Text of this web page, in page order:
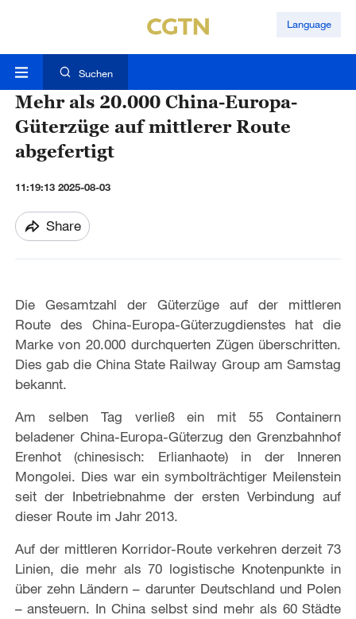
Language
Suchen
Mehr als 20.000 China-Europa-
Güterzüge auf mittlerer Route
abgefertigt
11:19:13 2025-08-03
Share
Die Gesamtzahl der Güterzüge auf der mittleren
Route des China-Europa-Güterzugdienstes hat die
Marke von 20.000 durchquerten Zügen überschritten.
Dies gab die China State Railway Group am Samstag
bekannt.
Am selben Tag verließ ein mit 55 Containern
beladener China-Europa-Güterzug den Grenzbahnhof
Erenhot (chinesisch: Erlianhaote) in der Inneren
Mongolei. Dies war ein symbolträchtiger Meilenstein
seit der Inbetriebnahme der ersten Verbindung auf
dieser Route im Jahr 2013.
Auf der mittleren Korridor-Route verkehren derzeit 73
Linien, die mehr als 70 logistische Knotenpunkte in
über zehn Ländern – darunter Deutschland und Polen
– ansteuern. In China selbst sind mehr als 60 Städte